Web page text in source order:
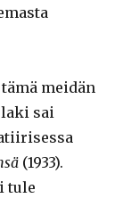
meidän
sai
(1933).
tule